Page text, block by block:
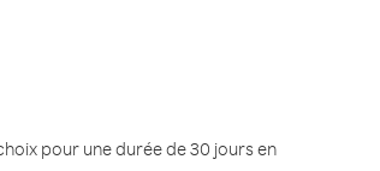
pour une durée de 30 jours en